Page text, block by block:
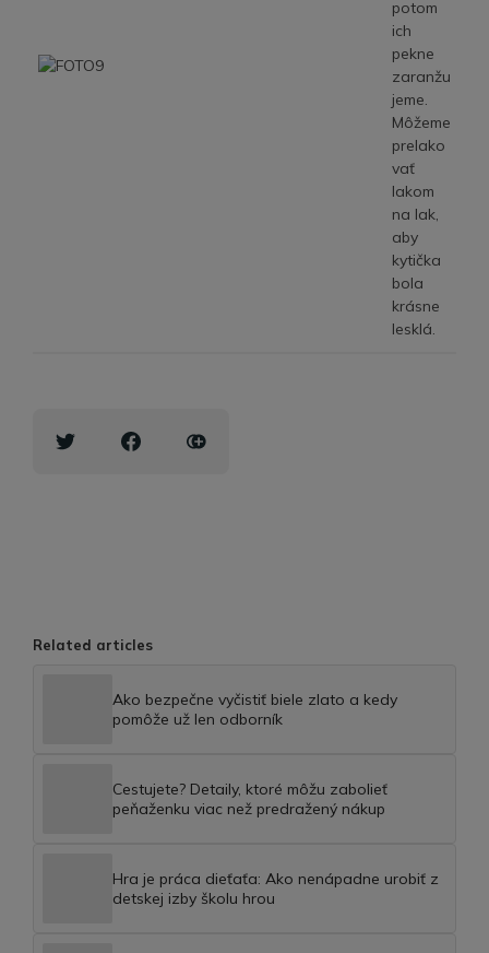
potom
ich
pekne
zaranžu
jeme.
Môžeme
prelako
vať
lakom
na lak,
aby
kytička
bola
krásne
lesklá.
Related articles
Ako bezpečne vyčistiť biele zlato a kedy
pomôže už len odborník
Cestujete? Detaily, ktoré môžu zabolieť
peňaženku viac než predražený nákup
Hra je práca dieťaťa: Ako nenápadne urobiť z
detskej izby školu hrou